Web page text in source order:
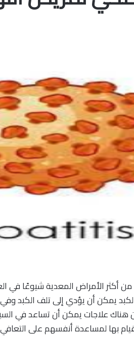
يمكن أن يؤدي إلى تلف الكبد وفي
هناك علاجات يمكن أن تساعد في
بها لمساعدة أنفسهم على